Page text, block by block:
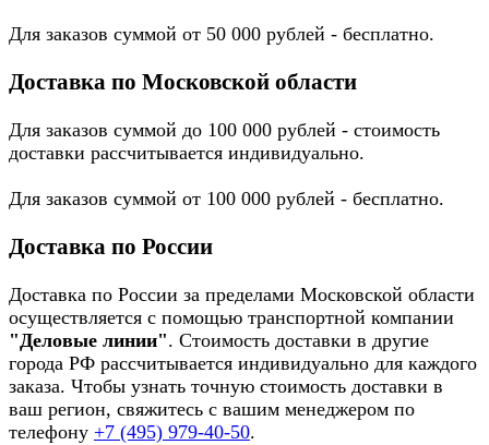
Для заказов суммой от 50 000 рублей - бесплатно.
Доставка по Московской области
Для заказов суммой до 100 000 рублей - стоимость
доставки рассчитывается индивидуально.
Для заказов суммой от 100 000 рублей - бесплатно.
Доставка по России
Доставка по России за пределами Московской области
осуществляется с помощью транспортной компании
"Деловые линии". Стоимость доставки в другие
города РФ рассчитывается индивидуально для каждого
заказа. Чтобы узнать точную стоимость доставки в
ваш регион, свяжитесь с вашим менеджером по
телефону +7 (495) 979-40-50.